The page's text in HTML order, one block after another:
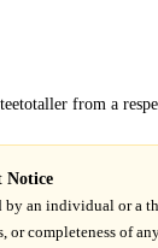
from a
an individual or a
or completeness of